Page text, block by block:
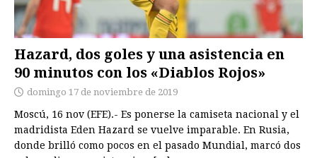
Hazard, dos goles y una asistencia en
90 minutos con los «Diablos Rojos»
domingo 17 de noviembre de 2019
Moscú, 16 nov (EFE).- Es ponerse la camiseta nacional y el
madridista Eden Hazard se vuelve imparable. En Rusia,
donde brilló como pocos en el pasado Mundial, marcó dos